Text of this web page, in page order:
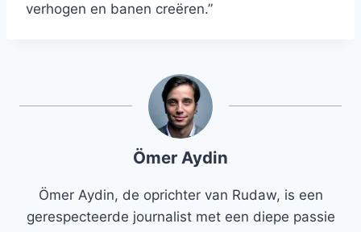
verhogen en banen creëren.”
Ömer Aydin
Ömer Aydin, de oprichter van Rudaw, is een
gerespecteerde journalist met een diepe passie